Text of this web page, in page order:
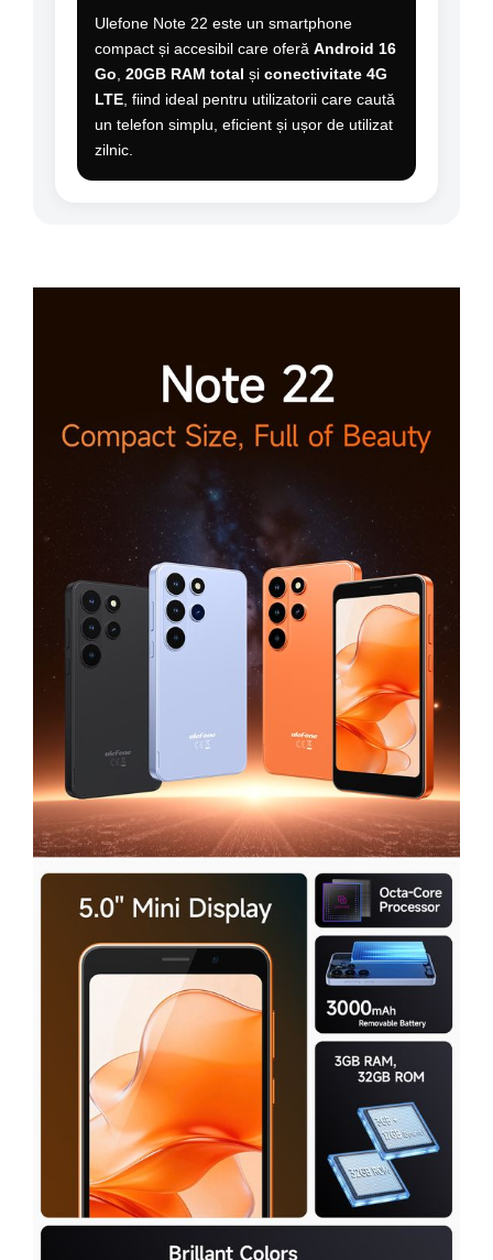
Ulefone Note 22 este un smartphone
compact și accesibil care oferă Android 16
Go 20GB RAM total și conectivitate 4G
LTE , fiind ideal pentru utilizatorii care caută
un telefon simplu, eficient și ușor de utilizat
zilnic.